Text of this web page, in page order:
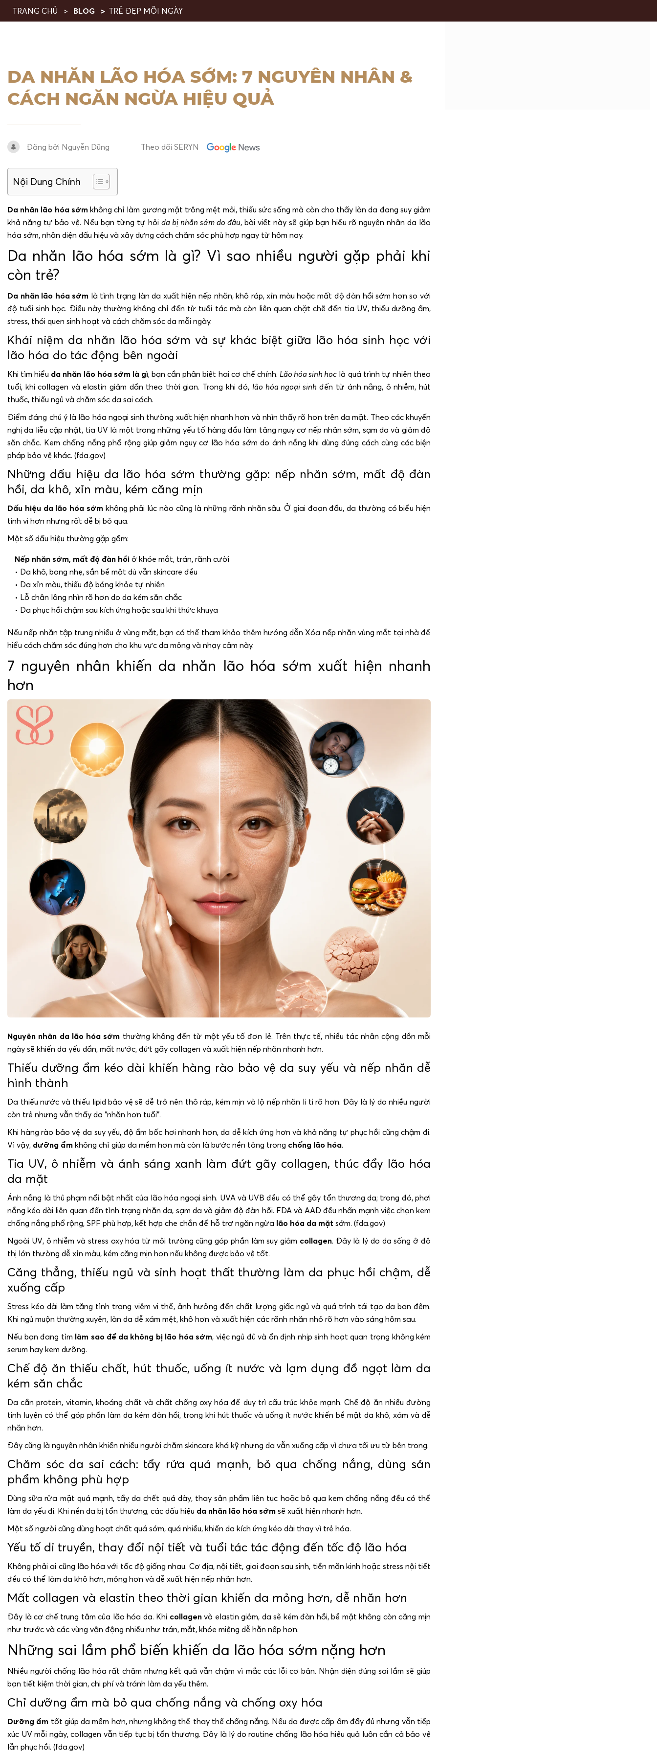
TRANG CHỦ BLOG TRẺ ĐẸP MỖI NGÀY
DA NHĂN LÃO HÓA SỚM: 7 NGUYÊN NHÂN &
CÁCH NGĂN NGỪA HIỆU QUẢ
Đăng bởi Nguyễn Dũng Theo dõi SERYN
Nội Dung Chính
Da nhăn lão hóa sớmkhông chỉ làm gương mặt trông mệt mỏi, thiếu sức sống mà còn cho thấy làn da đang suy giảm
khả năng tự bảo vệ. Nếu bạn từng tự hỏi da bị nhăn sớm do đâu, bài viết này sẽ giúp bạn hiểu rõ nguyên nhân da lão
hóa sớm, nhận diện dấu hiệu và xây dựng cách chăm sóc phù hợp ngay từ hôm nay.
Da nhăn lão hóa sớm là gì? Vì sao nhiều người gặp phải khi
còn trẻ?
Da nhăn lão hóa sớm là tình trạng làn da xuất hiện nếp nhăn, khô ráp, xỉn màu hoặc mất độ đàn hồi sớm hơn so với
độ tuổi sinh học. Điều này thường không chỉ đến từ tuổi tác mà còn liên quan chặt chẽ đến tia UV, thiếu dưỡng ẩm,
stress, thói quen sinh hoạt và cách chăm sóc da mỗi ngày.
Khái niệm da nhăn lão hóa sớm và sự khác biệt giữa lão hóa sinh học với
lão hóa do tác động bên ngoài
Khi tìm hiểu da nhăn lão hóa sớm là gì, bạn cần phân biệt hai cơ chế chính. Lão hóa sinh học là quá trình tự nhiên theo
tuổi, khi collagen và elastin giảm dần theo thời gian. Trong khi đó, lão hóa ngoại sinh đến từ ánh nắng, ô nhiễm, hút
thuốc, thiếu ngủ và chăm sóc da sai cách.
Điểm đáng chú ý là lão hóa ngoại sinh thường xuất hiện nhanh hơn và nhìn thấy rõ hơn trên da mặt. Theo các khuyến
nghị da liễu cập nhật, tia UV là một trong những yếu tố hàng đầu làm tăng nguy cơ nếp nhăn sớm, sạm da và giảm độ
săn chắc. Kem chống nắng phổ rộng giúp giảm nguy cơ lão hóa sớm do ánh nắng khi dùng đúng cách cùng các biện
pháp bảo vệ khác. (fda.gov)
Những dấu hiệu da lão hóa sớm thường gặp: nếp nhăn sớm, mất độ đàn
hồi, da khô, xỉn màu, kém căng mịn
Dấu hiệu da lão hóa sớmkhông phải lúc nào cũng là những rãnh nhăn sâu. Ở giai đoạn đầu, da thường có biểu hiện
tinh vi hơn nhưng rất dễ bị bỏ qua.
Một số dấu hiệu thường gặp gồm:
Nếp nhăn sớm, mất độ đàn hồi ở khóe mắt, trán, rãnh cười
• Da khô, bong nhẹ, sần bề mặt dù vẫn skincare đều
• Da xỉn màu, thiếu độ bóng khỏe tự nhiên
• Lỗ chân lông nhìn rõ hơn do da kém săn chắc
• Da phục hồi chậm sau kích ứng hoặc sau khi thức khuya
Nếu nếp nhăn tập trung nhiều ở vùng mắt, bạn có thể tham khảo thêm hướng dẫn Xóa nếp nhăn vùng mắt tại nhà để
hiểu cách chăm sóc đúng hơn cho khu vực da mỏng và nhạy cảm này.
7 nguyên nhân khiến da nhăn lão hóa sớm xuất hiện nhanh
hơn
Nguyên nhân da lão hóa sớm thường không đến từ một yếu tố đơn lẻ. Trên thực tế, nhiều tác nhân cộng dồn mỗi
ngày sẽ khiến da yếu dần, mất nước, đứt gãy collagen và xuất hiện nếp nhăn nhanh hơn.
Thiếu dưỡng ẩm kéo dài khiến hàng rào bảo vệ da suy yếu và nếp nhăn dễ
hình thành
Da thiếu nước và thiếu lipid bảo vệ sẽ dễ trở nên thô ráp, kém mịn và lộ nếp nhăn li ti rõ hơn. Đây là lý do nhiều người
còn trẻ nhưng vẫn thấy da “nhăn hơn tuổi”.
Khi hàng rào bảo vệ da suy yếu, độ ẩm bốc hơi nhanh hơn, da dễ kích ứng hơn và khả năng tự phục hồi cũng chậm đi.
Vì vậy, dưỡng ẩm không chỉ giúp da mềm hơn mà còn là bước nền tảng trong chống lão hóa.
Tia UV, ô nhiễm và ánh sáng xanh làm đứt gãy collagen, thúc đẩy lão hóa
da mặt
Ánh nắng là thủ phạm nổi bật nhất của lão hóa ngoại sinh. UVA và UVB đều có thể gây tổn thương da; trong đó, phơi
nắng kéo dài liên quan đến tình trạng nhăn da, sạm da và giảm độ đàn hồi. FDA và AAD đều nhấn mạnh việc chọn kem
chống nắng phổ rộng, SPF phù hợp, kết hợp che chắn để hỗ trợ ngăn ngừa lão hóa da mặt sớm. (fda.gov)
Ngoài UV, ô nhiễm và stress oxy hóa từ môi trường cũng góp phần làm suy giảm collagen. Đây là lý do da sống ở đô
thị lớn thường dễ xỉn màu, kém căng mịn hơn nếu không được bảo vệ tốt.
Căng thẳng, thiếu ngủ và sinh hoạt thất thường làm da phục hồi chậm, dễ
xuống cấp
Stress kéo dài làm tăng tình trạng viêm vi thể, ảnh hưởng đến chất lượng giấc ngủ và quá trình tái tạo da ban đêm.
Khi ngủ muộn thường xuyên, làn da dễ xám mệt, khô hơn và xuất hiện các rãnh nhăn nhỏ rõ hơn vào sáng hôm sau.
Nếu bạn đang tìm làm sao để da không bị lão hóa sớm, việc ngủ đủ và ổn định nhịp sinh hoạt quan trọng không kém
serum hay kem dưỡng.
Chế độ ăn thiếu chất, hút thuốc, uống ít nước và lạm dụng đồ ngọt làm da
kém săn chắc
Da cần protein, vitamin, khoáng chất và chất chống oxy hóa để duy trì cấu trúc khỏe mạnh. Chế độ ăn nhiều đường
tinh luyện có thể góp phần làm da kém đàn hồi, trong khi hút thuốc và uống ít nước khiến bề mặt da khô, xám và dễ
nhăn hơn.
Đây cũng là nguyên nhân khiến nhiều người chăm skincare khá kỹ nhưng da vẫn xuống cấp vì chưa tối ưu từ bên trong.
Chăm sóc da sai cách: tẩy rửa quá mạnh, bỏ qua chống nắng, dùng sản
phẩm không phù hợp
Dùng sữa rửa mặt quá mạnh, tẩy da chết quá dày, thay sản phẩm liên tục hoặc bỏ qua kem chống nắng đều có thể
làm da yếu đi. Khi nền da bị tổn thương, các dấu hiệu da nhăn lão hóa sớm sẽ xuất hiện nhanh hơn.
Một số người cũng dùng hoạt chất quá sớm, quá nhiều, khiến da kích ứng kéo dài thay vì trẻ hóa.
Yếu tố di truyền, thay đổi nội tiết và tuổi tác tác động đến tốc độ lão hóa
Không phải ai cũng lão hóa với tốc độ giống nhau. Cơ địa, nội tiết, giai đoạn sau sinh, tiền mãn kinh hoặc stress nội tiết
đều có thể làm da khô hơn, mỏng hơn và dễ xuất hiện nếp nhăn hơn.
Mất collagen và elastin theo thời gian khiến da mỏng hơn, dễ nhăn hơn
Đây là cơ chế trung tâm của lão hóa da. Khi collagenvà elastin giảm, da sẽ kém đàn hồi, bề mặt không còn căng mịn
như trước và các vùng vận động nhiều như trán, mắt, khóe miệng dễ hằn nếp hơn.
Những sai lầm phổ biến khiến da lão hóa sớm nặng hơn
Nhiều người chống lão hóa rất chăm nhưng kết quả vẫn chậm vì mắc các lỗi cơ bản. Nhận diện đúng sai lầm sẽ giúp
bạn tiết kiệm thời gian, chi phí và tránh làm da yếu thêm.
Chỉ dưỡng ẩm mà bỏ qua chống nắng và chống oxy hóa
Dưỡng ẩm tốt giúp da mềm hơn, nhưng không thể thay thế chống nắng. Nếu da được cấp ẩm đầy đủ nhưng vẫn tiếp
xúc UV mỗi ngày, collagen vẫn tiếp tục bị tổn thương. Đây là lý do routine chống lão hóa hiệu quả luôn cần cả bảo vệ
lẫn phục hồi. (fda.gov)